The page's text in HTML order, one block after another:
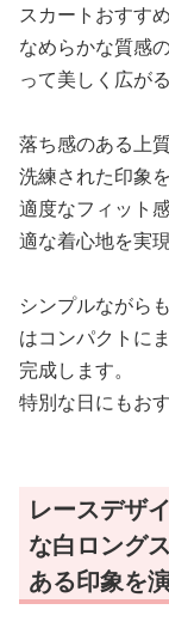
スカートおすす
なめらかな質感
って美しく広が
落ち感のある上
洗練された印象
適度なフィット
適な着心地を実
シンプルながら
はコンパクトに
完成します。
特別な日にもお
レースデザ
な白ロング
ある印象を